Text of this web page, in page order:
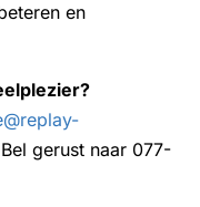
en
gerust naar 077-